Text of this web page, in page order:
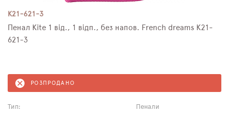
K21-621-3
Пенал Kite 1 від., 1 відп., без напов. French dreams K21-
621-3
РОЗПРОДАНО
Тип:
Пенали